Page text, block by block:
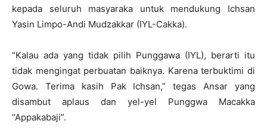
kepada seluruh masyaraka untuk mendukung Ichsan
Yasin Limpo-Andi Mudzakkar (IYL-Cakka).
“Kalau ada yang tidak pilih Punggawa (IYL), berarti itu
tidak mengingat perbuatan baiknya. Karena terbuktimi di
Gowa. Terima kasih Pak Ichsan,” tegas Ansar yang
disambut aplaus dan yel-yel Punggwa Macakka
“Appakabaji”.